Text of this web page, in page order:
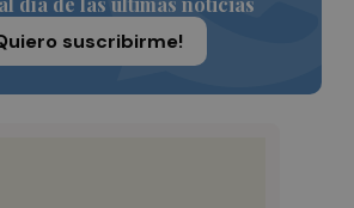
suscribirme!